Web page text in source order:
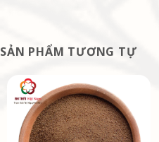
SẢN PHẨM TƯƠNG TỰ